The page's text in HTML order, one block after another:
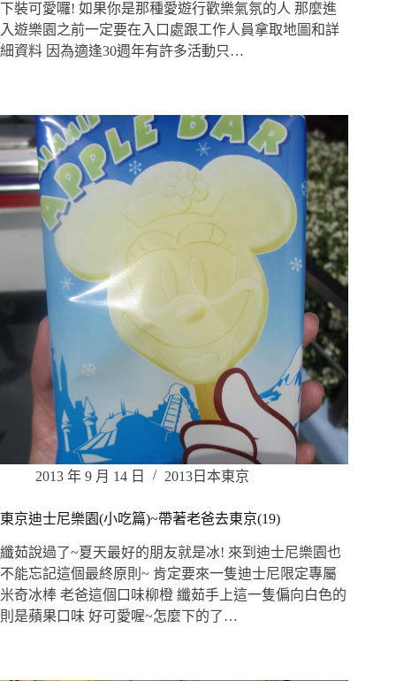
下裝可愛囉! 如果你是那種愛遊行歡樂氣氛的人 那麼進
入遊樂園之前一定要在入口處跟工作人員拿取地圖和詳
細資料 因為適逢30週年有許多活動只…
2013 年 9 月 14 日 2013日本東京
東京迪士尼樂園(小吃篇)~帶著老爸去東京(19)
纖茹說過了~夏天最好的朋友就是冰! 來到迪士尼樂園也
不能忘記這個最終原則~ 肯定要來一隻迪士尼限定專屬
米奇冰棒 老爸這個口味柳橙 纖茹手上這一隻偏向白色的
則是蘋果口味 好可愛喔~怎麼下的了…